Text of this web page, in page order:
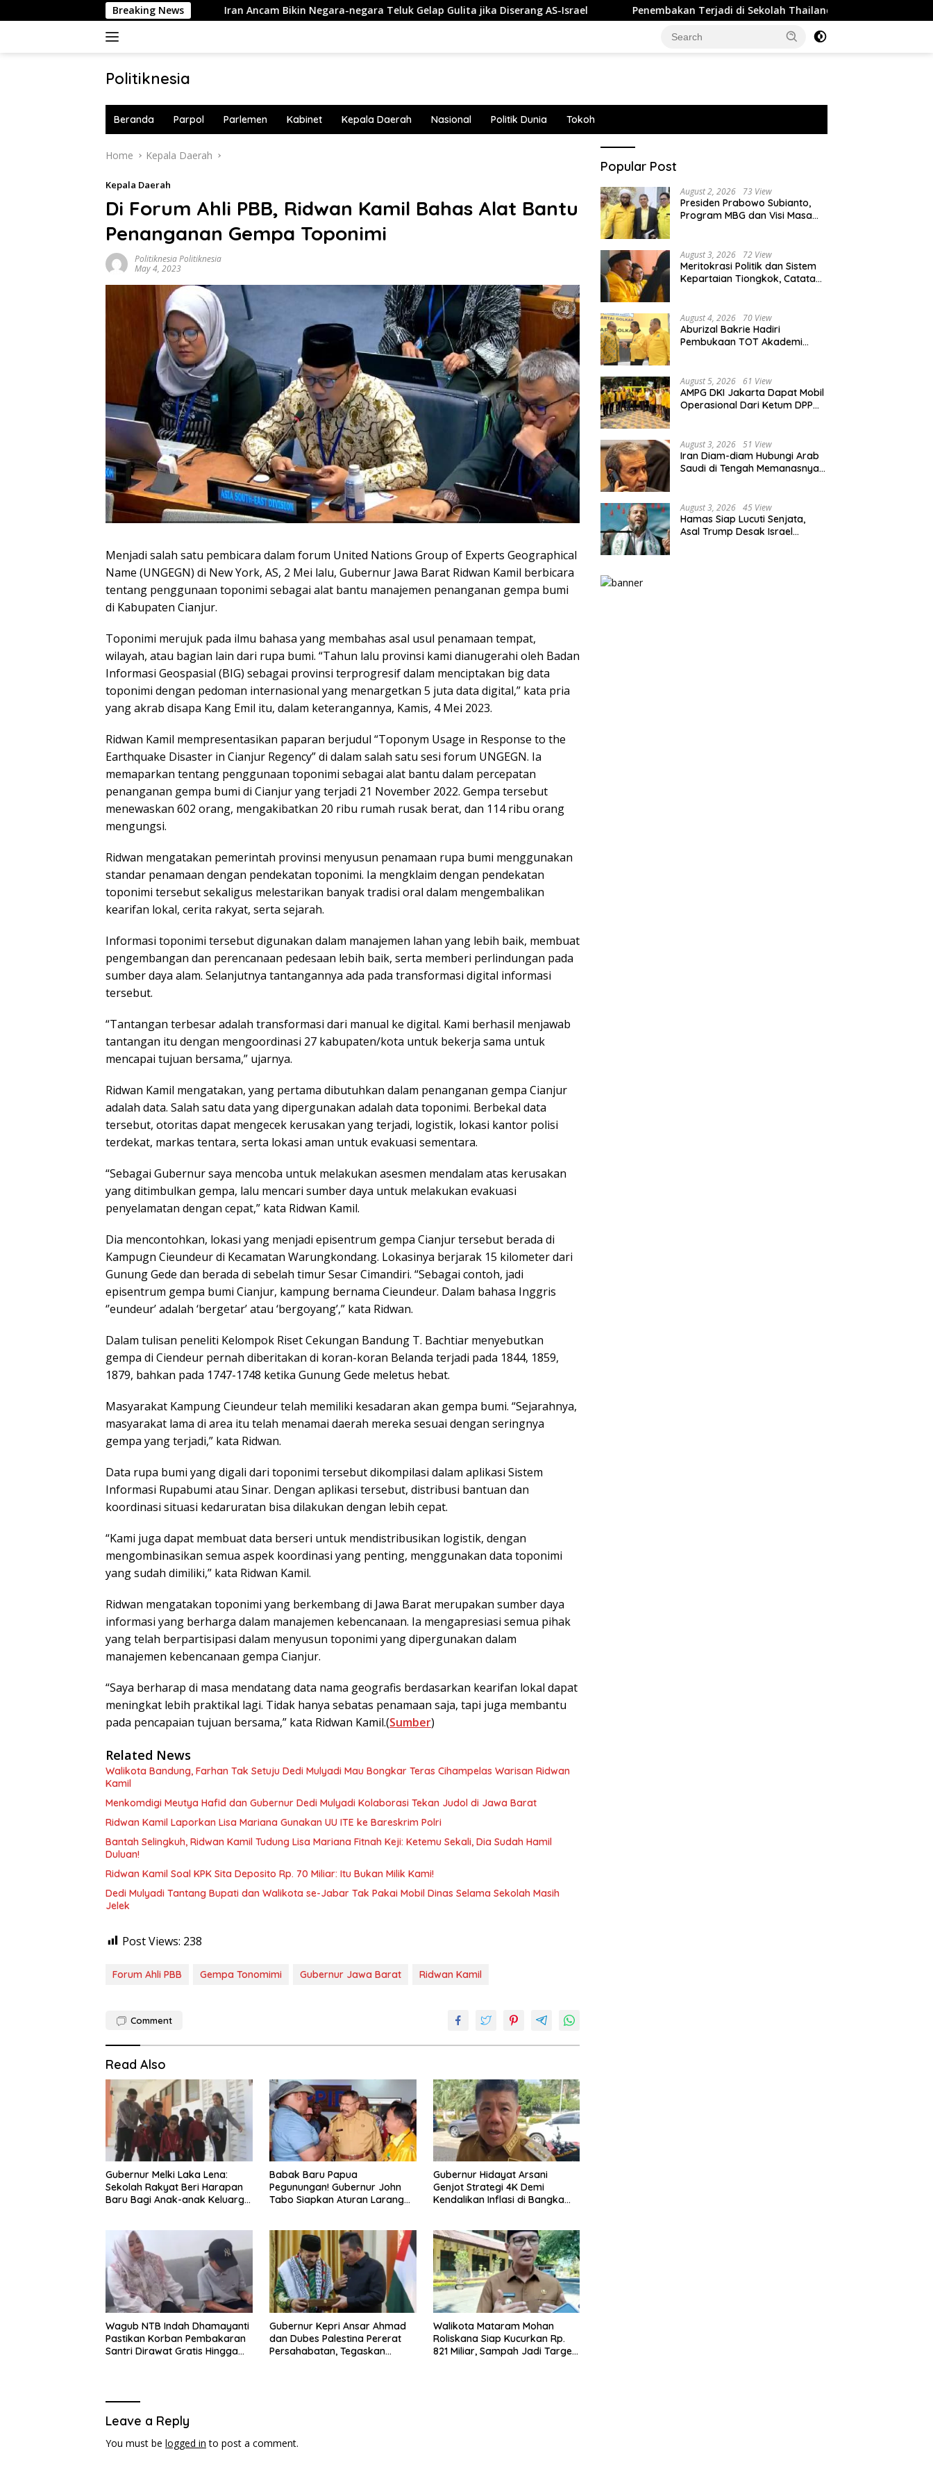
to
Breaking NewsIran Ancam Bikin Negara-negara Teluk Gelap Gulita jika Diserang AS-Israel Penembakan Terjadi di Sekolah Thailand, 2 Orang Tewas dan 15 Luka
Politiknesia
Beranda Parpol Parlemen Kabinet Kepala Daerah Nasional Politik Dunia Tokoh
Home Kepala Daerah
Kepala Daerah
Di Forum Ahli PBB, Ridwan Kamil Bahas Alat Bantu
Penanganan Gempa Toponimi
Politiknesia Politiknesia
May 4, 2023
Menjadi salah satu pembicara dalam forum United Nations Group of Experts Geographical
Name (UNGEGN) di New York, AS, 2 Mei lalu, Gubernur Jawa Barat Ridwan Kamil berbicara
tentang penggunaan toponimi sebagai alat bantu manajemen penanganan gempa bumi
di Kabupaten Cianjur.
Toponimi merujuk pada ilmu bahasa yang membahas asal usul penamaan tempat,
wilayah, atau bagian lain dari rupa bumi. “Tahun lalu provinsi kami dianugerahi oleh Badan
Informasi Geospasial (BIG) sebagai provinsi terprogresif dalam menciptakan big data
toponimi dengan pedoman internasional yang menargetkan 5 juta data digital,” kata pria
yang akrab disapa Kang Emil itu, dalam keterangannya, Kamis, 4 Mei 2023.
Ridwan Kamil mempresentasikan paparan berjudul “Toponym Usage in Response to the
Earthquake Disaster in Cianjur Regency” di dalam salah satu sesi forum UNGEGN. Ia
memaparkan tentang penggunaan toponimi sebagai alat bantu dalam percepatan
penanganan gempa bumi di Cianjur yang terjadi 21 November 2022. Gempa tersebut
menewaskan 602 orang, mengakibatkan 20 ribu rumah rusak berat, dan 114 ribu orang
mengungsi.
Ridwan mengatakan pemerintah provinsi menyusun penamaan rupa bumi menggunakan
standar penamaan dengan pendekatan toponimi. Ia mengklaim dengan pendekatan
toponimi tersebut sekaligus melestarikan banyak tradisi oral dalam mengembalikan
kearifan lokal, cerita rakyat, serta sejarah.
Informasi toponimi tersebut digunakan dalam manajemen lahan yang lebih baik, membuat
pengembangan dan perencanaan pedesaan lebih baik, serta memberi perlindungan pada
sumber daya alam. Selanjutnya tantangannya ada pada transformasi digital informasi
tersebut.
“Tantangan terbesar adalah transformasi dari manual ke digital. Kami berhasil menjawab
tantangan itu dengan mengoordinasi 27 kabupaten/kota untuk bekerja sama untuk
mencapai tujuan bersama,” ujarnya.
Ridwan Kamil mengatakan, yang pertama dibutuhkan dalam penanganan gempa Cianjur
adalah data. Salah satu data yang dipergunakan adalah data toponimi. Berbekal data
tersebut, otoritas dapat mengecek kerusakan yang terjadi, logistik, lokasi kantor polisi
terdekat, markas tentara, serta lokasi aman untuk evakuasi sementara.
“Sebagai Gubernur saya mencoba untuk melakukan asesmen mendalam atas kerusakan
yang ditimbulkan gempa, lalu mencari sumber daya untuk melakukan evakuasi
penyelamatan dengan cepat,” kata Ridwan Kamil.
Dia mencontohkan, lokasi yang menjadi episentrum gempa Cianjur tersebut berada di
Kampugn Cieundeur di Kecamatan Warungkondang. Lokasinya berjarak 15 kilometer dari
Gunung Gede dan berada di sebelah timur Sesar Cimandiri. “Sebagai contoh, jadi
episentrum gempa bumi Cianjur, kampung bernama Cieundeur. Dalam bahasa Inggris
‘’eundeur’ adalah ‘bergetar’ atau ‘bergoyang’,” kata Ridwan.
Dalam tulisan peneliti Kelompok Riset Cekungan Bandung T. Bachtiar menyebutkan
gempa di Ciendeur pernah diberitakan di koran-koran Belanda terjadi pada 1844, 1859,
1879, bahkan pada 1747-1748 ketika Gunung Gede meletus hebat.
Masyarakat Kampung Cieundeur telah memiliki kesadaran akan gempa bumi. “Sejarahnya,
masyarakat lama di area itu telah menamai daerah mereka sesuai dengan seringnya
gempa yang terjadi,” kata Ridwan.
Data rupa bumi yang digali dari toponimi tersebut dikompilasi dalam aplikasi Sistem
Informasi Rupabumi atau Sinar. Dengan aplikasi tersebut, distribusi bantuan dan
koordinasi situasi kedaruratan bisa dilakukan dengan lebih cepat.
“Kami juga dapat membuat data berseri untuk mendistribusikan logistik, dengan
mengombinasikan semua aspek koordinasi yang penting, menggunakan data toponimi
yang sudah dimiliki,” kata Ridwan Kamil.
Ridwan mengatakan toponimi yang berkembang di Jawa Barat merupakan sumber daya
informasi yang berharga dalam manajemen kebencanaan. Ia mengapresiasi semua pihak
yang telah berpartisipasi dalam menyusun toponimi yang dipergunakan dalam
manajemen kebencanaan gempa Cianjur.
“Saya berharap di masa mendatang data nama geografis berdasarkan kearifan lokal dapat
meningkat lebih praktikal lagi. Tidak hanya sebatas penamaan saja, tapi juga membantu
pada pencapaian tujuan bersama,” kata Ridwan Kamil.(Sumber)
Related News
Walikota Bandung, Farhan Tak Setuju Dedi Mulyadi Mau Bongkar Teras Cihampelas Warisan Ridwan
Kamil
Menkomdigi Meutya Hafid dan Gubernur Dedi Mulyadi Kolaborasi Tekan Judol di Jawa Barat
Ridwan Kamil Laporkan Lisa Mariana Gunakan UU ITE ke Bareskrim Polri
Bantah Selingkuh, Ridwan Kamil Tudung Lisa Mariana Fitnah Keji: Ketemu Sekali, Dia Sudah Hamil
Duluan!
Ridwan Kamil Soal KPK Sita Deposito Rp. 70 Miliar: Itu Bukan Milik Kami!
Dedi Mulyadi Tantang Bupati dan Walikota se-Jabar Tak Pakai Mobil Dinas Selama Sekolah Masih
Jelek
Post Views: 238
Forum Ahli PBB Gempa Tonomimi Gubernur Jawa Barat Ridwan Kamil
Comment
Read Also
Gubernur Melki Laka Lena:
Sekolah Rakyat Beri Harapan
Baru Bagi Anak-anak Keluarga
Babak Baru Papua
Pegunungan! Gubernur John
Tabo Siapkan Aturan Larangan
Gubernur Hidayat Arsani
Genjot Strategi 4K Demi
Kendalikan Inflasi di Bangka
Wagub NTB Indah Dhamayanti
Pastikan Korban Pembakaran
Santri Dirawat Gratis Hingga
Gubernur Kepri Ansar Ahmad
dan Dubes Palestina Pererat
Persahabatan, Tegaskan
Walikota Mataram Mohan
Roliskana Siap Kucurkan Rp.
821 Miliar, Sampah Jadi Target
Leave a Reply
You must be logged in to post a comment.
Popular Post
August 2, 2026 73 View
Presiden Prabowo Subianto,
Program MBG dan Visi Masa
August 3, 2026 72 View
Meritokrasi Politik dan Sistem
Kepartaian Tiongkok, Catatan
August 4, 2026 70 View
Aburizal Bakrie Hadiri
Pembukaan TOT Akademi
Berkualitas
August 5, 2026 61 View
AMPG DKI Jakarta Dapat Mobil
Operasional Dari Ketum DPP
August 3, 2026 51 View
Iran Diam-diam Hubungi Arab
Saudi di Tengah Memanasnya
August 3, 2026 45 View
Hamas Siap Lucuti Senjata,
Asal Trump Desak Israel